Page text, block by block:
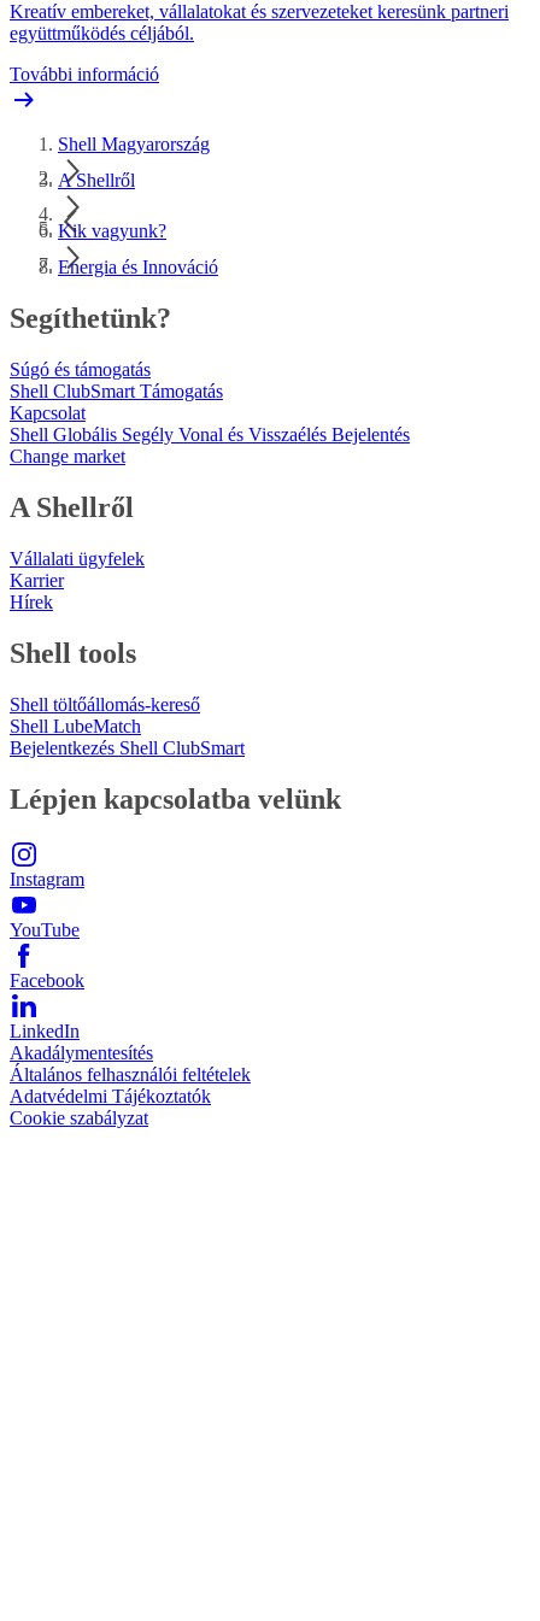
Kreatív embereket, vállalatokat és szervezeteket keresünk partneri
együttműködés céljából.
További információ
Shell Magyarország
A Shellről
Kik vagyunk?
Energia és Innováció
Segíthetünk?
Súgó és támogatás
Shell ClubSmart Támogatás
Kapcsolat
Shell Globális Segély Vonal és Visszaélés Bejelentés
Change market
A Shellről
Vállalati ügyfelek
Karrier
Hírek
Shell tools
Shell töltőállomás-kereső
Shell LubeMatch
Bejelentkezés Shell ClubSmart
Lépjen kapcsolatba velünk
Instagram
YouTube
Facebook
LinkedIn
Akadálymentesítés
Általános felhasználói feltételek
Adatvédelmi Tájékoztatók
Cookie szabályzat